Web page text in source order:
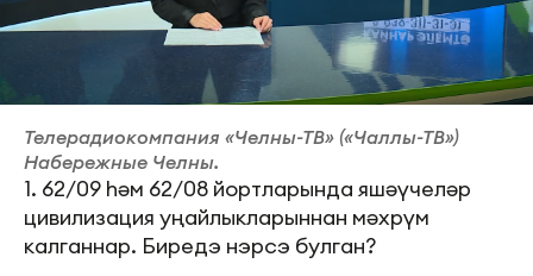
Телерадиокомпания «Челны-ТВ» («Чаллы-ТВ»)
Набережные Челны.
1. 62/09 һәм 62/08 йортларында яшәүчеләр
цивилизация уңайлыкларыннан мәхрүм
калганнар. Биредэ нэрсэ булган?